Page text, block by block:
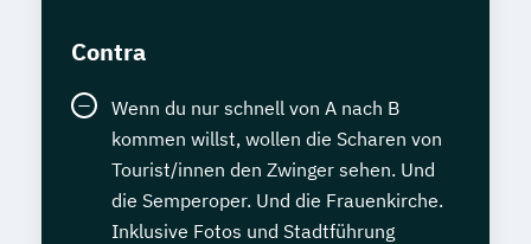
Contra
Wenn du nur schnell von A nach B
kommen willst, wollen die Scharen von
Tourist/innen den Zwinger sehen. Und
die Semperoper. Und die Frauenkirche.
Inklusive Fotos und Stadtführung